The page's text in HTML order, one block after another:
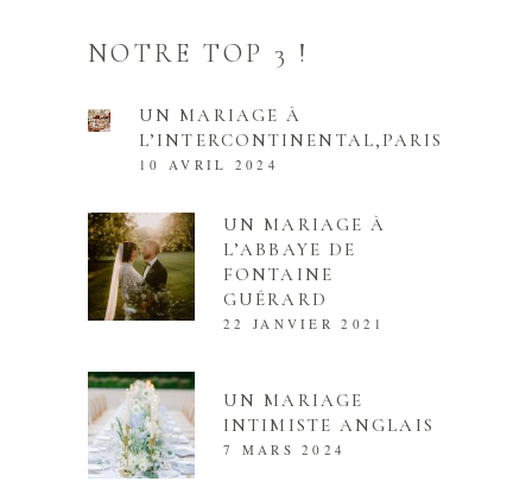
NOTRE TOP 3 !
UN MARIAGE À
L’INTERCONTINENTAL,PARIS
10 AVRIL 2024
UN MARIAGE À
L’ABBAYE DE
FONTAINE
GUÉRARD
22 JANVIER 2021
UN MARIAGE
INTIMISTE ANGLAIS
7 MARS 2024